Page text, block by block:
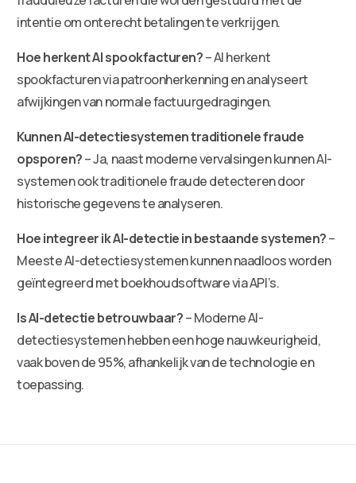
intentie om onterecht betalingen te verkrijgen.
Hoe herkent AI spookfacturen?– AI herkent
spookfacturen via patroonherkenning en analyseert
afwijkingen van normale factuurgedragingen.
Kunnen AI-detectiesystemen traditionele fraude
opsporen?– Ja, naast moderne vervalsingen kunnen AI-
systemen ook traditionele fraude detecteren door
historische gegevens te analyseren.
Hoe integreer ik AI-detectie in bestaande systemen?–
Meeste AI-detectiesystemen kunnen naadloos worden
geïntegreerd met boekhoudsoftware via API’s.
Is AI-detectie betrouwbaar?– Moderne AI-
detectiesystemen hebben een hoge nauwkeurigheid,
vaak boven de 95%, afhankelijk van de technologie en
toepassing.